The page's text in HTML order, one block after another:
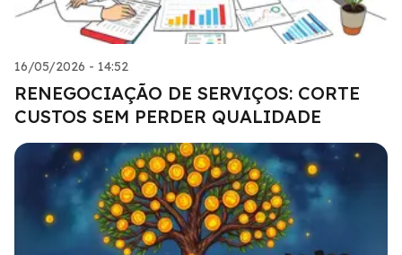
16/05/2026 - 14:52
RENEGOCIAÇÃO DE SERVIÇOS: CORTE
CUSTOS SEM PERDER QUALIDADE